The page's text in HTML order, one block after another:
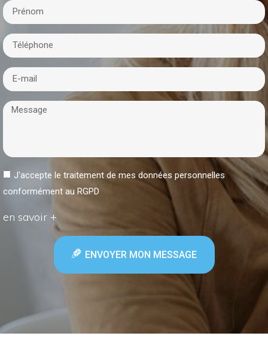
J'accepte le traitement de mes données personnelles
conformément au RGPD
en savoir +
ENVOYER MON MESSAGE